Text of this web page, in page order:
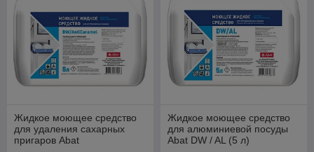
Жидкое моющее средство
для удаления сахарных
пригаров Abat
Жидкое моющее средство
для алюминиевой посуды
Abat DW / AL (5 л)